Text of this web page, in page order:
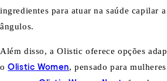
ingredientes para atuar na saúde capilar
ângulos.
Além disso, a Olistic oferece opções
oOlistic Women, pensado para